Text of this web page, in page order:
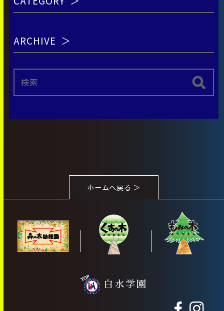
ARCHIVE
ホームへ戻る ＞
白水学園